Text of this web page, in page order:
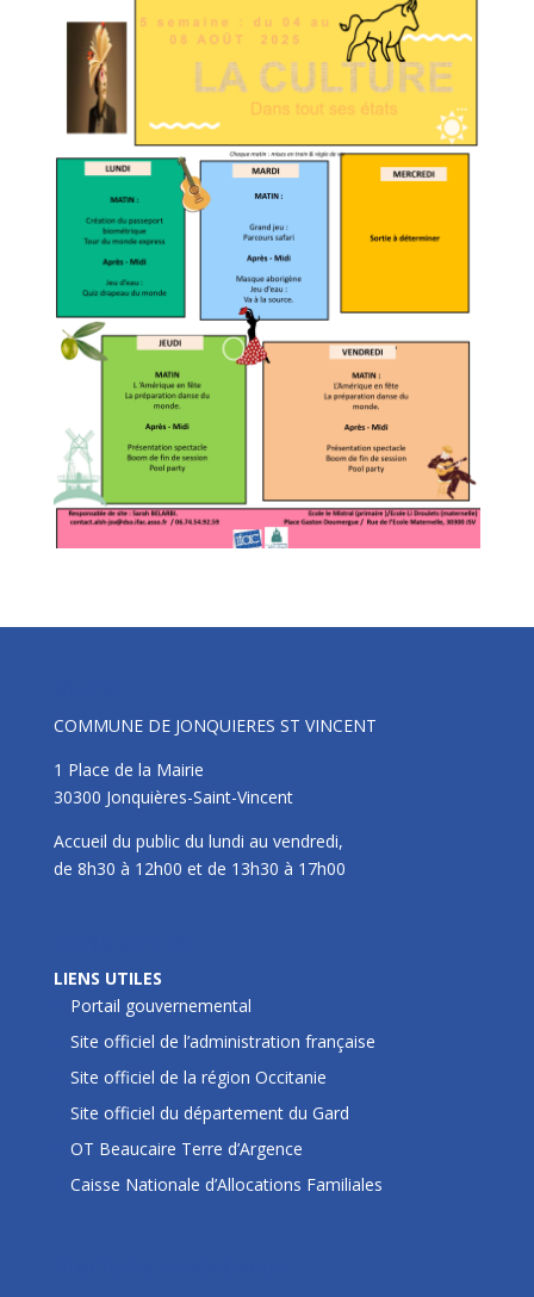
COMMUNE DE JONQUIERES ST VINCENT
1 Place de la Mairie
30300 Jonquières-Saint-Vincent
Accueil du public du lundi au vendredi,
de 8h30 à 12h00 et de 13h30 à 17h00
LIENS UTILES
Portail gouvernemental
Site officiel de l’administration française
Site officiel de la région Occitanie
Site officiel du département du Gard
OT Beaucaire Terre d’Argence
Caisse Nationale d’Allocations Familiales